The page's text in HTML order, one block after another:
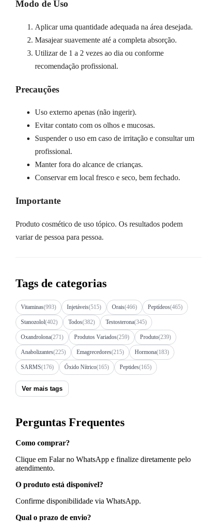
Modo de Uso
Aplicar uma quantidade adequada na área desejada.
Masajear suavemente até a completa absorção.
Utilizar de 1 a 2 vezes ao dia ou conforme
recomendação profissional.
Precauções
Uso externo apenas (não ingerir).
Evitar contato com os olhos e mucosas.
Suspender o uso em caso de irritação e consultar um
profissional.
Manter fora do alcance de crianças.
Conservar em local fresco e seco, bem fechado.
Importante
Produto cosmético de uso tópico. Os resultados podem
variar de pessoa para pessoa.
Tags de categorias
Vitaminas(993) Injetáveis(515) Orais(466) Peptídeos(465)
Stanozolol(402) Todos(382) Testosterona(345)
Oxandrolona(271) Produtos Variados(259) Produto(239)
Anabolizantes(225) Emagrecedores(215) Hormona(183)
SARMS(176) Óxido Nítrico(165) Peptides(165)
Ver mais tags
Perguntas Frequentes
Como comprar?
Clique em Falar no WhatsApp e finalize diretamente pelo
atendimento.
O produto está disponível?
Confirme disponibilidade via WhatsApp.
Qual o prazo de envio?